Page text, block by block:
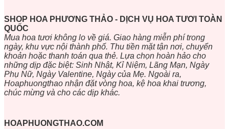
SHOP HOA PHƯƠNG THẢO - DỊCH VỤ HOA TƯƠI TOÀN
QUỐC
Mua hoa tươi không lo về giá. Giao hàng miễn phí trong
ngày, khu vực nội thành phố. Thu tiền mặt tận nơi, chuyển
khoản hoặc thanh toán qua thẻ. Lựa chọn hoàn hảo cho
những dịp đặc biệt: Sinh Nhật, Kỉ Niệm, Lãng Mạn, Ngày
Phụ Nữ, Ngày Valentine, Ngày của Mẹ. Ngoài ra,
Hoaphuongthao nhận đặt vòng hoa, kệ hoa khai trương,
chúc mừng và cho các dịp khác.
HOAPHUONGTHAO.COM